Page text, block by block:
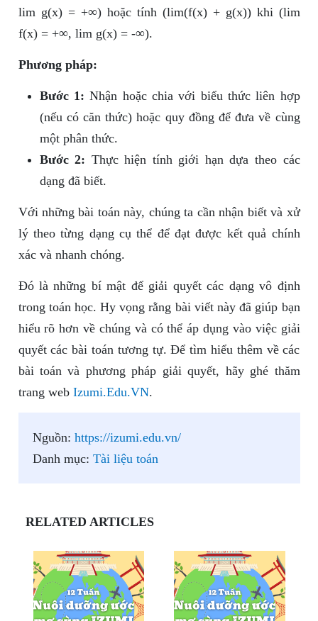
lim g(x) = +∞) hoặc tính (lim(f(x) + g(x)) khi (lim
f(x) = +∞, lim g(x) = -∞).
Phương pháp:
Bước 1: Nhận hoặc chia với biểu thức liên hợp
(nếu có căn thức) hoặc quy đồng để đưa về cùng
một phân thức.
Bước 2: Thực hiện tính giới hạn dựa theo các
dạng đã biết.
Với những bài toán này, chúng ta cần nhận biết và xử
lý theo từng dạng cụ thể để đạt được kết quả chính
xác và nhanh chóng.
Đó là những bí mật để giải quyết các dạng vô định
trong toán học. Hy vọng rằng bài viết này đã giúp bạn
hiểu rõ hơn về chúng và có thể áp dụng vào việc giải
quyết các bài toán tương tự. Để tìm hiểu thêm về các
bài toán và phương pháp giải quyết, hãy ghé thăm
trang web Izumi.Edu.VN.
Nguồn: https://izumi.edu.vn/
Danh mục: Tài liệu toán
RELATED ARTICLES